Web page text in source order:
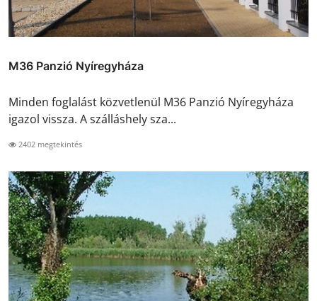
M36 Panzió Nyíregyháza
Minden foglalást közvetlenül M36 Panzió Nyíregyháza
igazol vissza. A szálláshely sza...
2402 megtekintés